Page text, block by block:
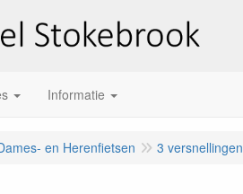
Informatie
en Herenfietsen 3 versnellingen